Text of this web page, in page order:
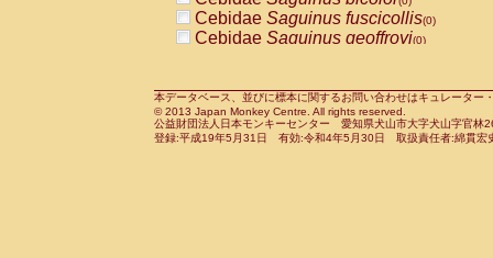
CercopithecidaeCercocebus
CercopithecidaeCercocebushybrid
CercopithecidaePapio anubis(0)
CercopithecidaePapio cynocephalus
CercopithecidaePapio hamadryas(0)
Cebidae Saguinus fuscicollis(0)
Cebidae Saguinus geoffroyi(0)
CebidaeSaguinus leucopus(0)
CebidaeSaguinus midas(0)
Cebidae Saguinus mystax(0)
本データベース、並びに標本に関するお問い合わせはキュレータ
© 2013 Japan Monkey Centre. All rights reserved.
公益財団法人日本モンキーセンター 愛知県犬山市大字犬山字官
登録:平成19年5月31日 有効:令和4年5月30日 取扱責任者:綿貫宏